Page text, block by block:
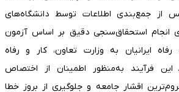
از جمع‌بندی اطلاعات توسط دانشگاه‌های
انجام استحقاق‌سنجی دقیق بر اساس آزمون
ایرانیان به وزارت تعاون، کار و رفاه
این فرآیند به‌منظور اطمینان از اختصاص
اقشار جامعه و جلوگیری از بروز خطا